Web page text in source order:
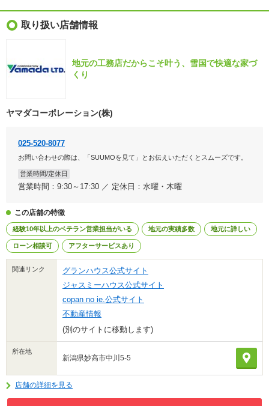
取り扱い店舗情報
地元の工務店だからこそ叶う、雪国で快適な家づ
くり
ヤマダコーポレーション(株)
025-520-8077
お問い合わせの際は、「SUUMOを見て」とお伝えいただくとスムーズです。
営業時間/定休日
営業時間：9:30～17:30 ／ 定休日：水曜・木曜
この店舗の特徴
経験10年以上のベテラン営業担当がいる 地元の実績多数 地元に詳しい
ローン相談可 アフターサービスあり
関連リンク
グランハウス公式サイト
ジャスミーハウス公式サイト
copan no ie.公式サイト
不動産情報
(別のサイトに移動します)
所在地
新潟県妙高市中川5-5
店舗の詳細を見る